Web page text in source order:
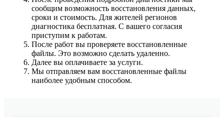
сообщим возможность восстановления данных,
сроки и стоимость. Для жителей регионов
диагностика бесплатная. С вашего согласия
приступим к работам.
После работ вы проверяете восстановленные
файлы. Это возможно сделать удаленно.
Далее вы оплачиваете за услуги.
Мы отправляем вам восстановленные файлы
наиболее удобным способом.